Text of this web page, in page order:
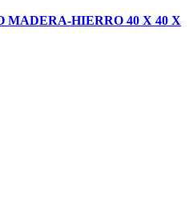
MADERA-HIERRO 40 X 40 X